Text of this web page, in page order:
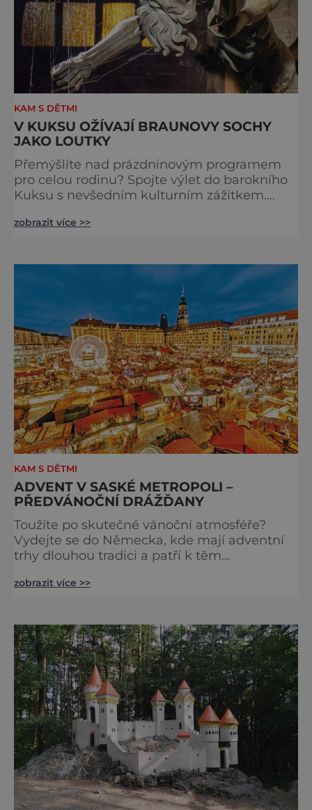
KAM S DĚTMI
V KUKSU OŽÍVAJÍ BRAUNOVY SOCHY
JAKO LOUTKY
Přemýšlíte nad prázdninovým programem
pro celou rodinu? Spojte výlet do barokního
Kuksu s nevšedním kulturním zážitkem.
Comoedien-Hausu zve na stálou expozici
Matyáše Bernarda Brauna nejen z Kuksu.
Výstava Braunova socha loutkou představuje
padesát autorských loutek řezbáře a scénog
zobrazit více >>
KAM S DĚTMI
ADVENT V SASKÉ METROPOLI –
PŘEDVÁNOČNÍ DRÁŽĎANY
Toužíte po skutečné vánoční atmosféře?
Vydejte se do Německa, kde mají adventní
trhy dlouhou tradici a patří k těm
českým hranicím najdete v Drážďanech –
S norimberským Christkindlesmarktem se
drážďanské vánoční trhy každoročně
přetahují o pozici nejnavštěvovanějších t
zobrazit více >>